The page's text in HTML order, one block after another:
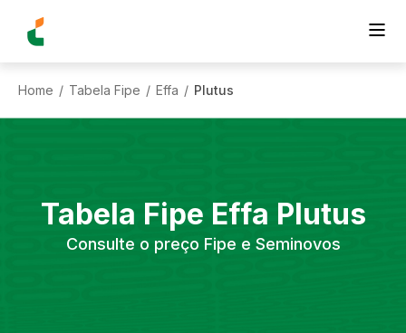
Home / Tabela Fipe / Effa / Plutus
Tabela Fipe Effa Plutus
Consulte o preço Fipe e Seminovos